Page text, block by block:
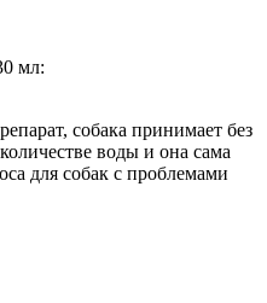
мл:
собака принимает без
воды и она сама
для собак с проблемами